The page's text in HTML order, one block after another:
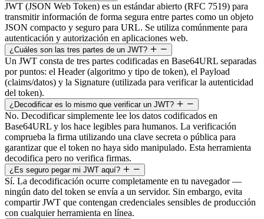
JWT (JSON Web Token) es un estándar abierto (RFC 7519) para
transmitir información de forma segura entre partes como un objeto
JSON compacto y seguro para URL. Se utiliza comúnmente para
autenticación y autorización en aplicaciones web.
¿Cuáles son las tres partes de un JWT?
Un JWT consta de tres partes codificadas en Base64URL separadas
por puntos: el Header (algoritmo y tipo de token), el Payload
(claims/datos) y la Signature (utilizada para verificar la autenticidad
del token).
¿Decodificar es lo mismo que verificar un JWT?
No. Decodificar simplemente lee los datos codificados en
Base64URL y los hace legibles para humanos. La verificación
comprueba la firma utilizando una clave secreta o pública para
garantizar que el token no haya sido manipulado. Esta herramienta
decodifica pero no verifica firmas.
¿Es seguro pegar mi JWT aquí?
Sí. La decodificación ocurre completamente en tu navegador —
ningún dato del token se envía a un servidor. Sin embargo, evita
compartir JWT que contengan credenciales sensibles de producción
con cualquier herramienta en línea.